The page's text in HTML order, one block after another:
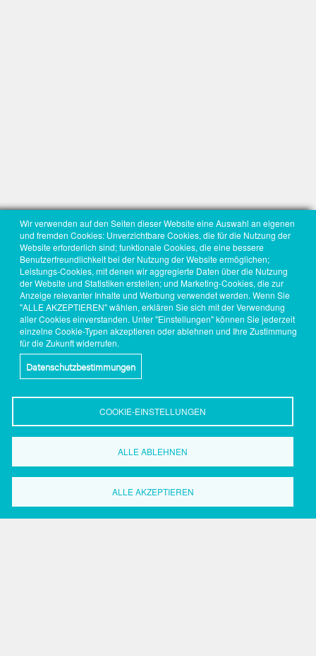
Wir verwenden auf den Seiten dieser Website eine Auswahl an eigenen
und fremden Cookies: Unverzichtbare Cookies, die für die Nutzung der
Website erforderlich sind; funktionale Cookies, die eine bessere
Benutzerfreundlichkeit bei der Nutzung der Website ermöglichen;
Leistungs-Cookies, mit denen wir aggregierte Daten über die Nutzung
der Website und Statistiken erstellen; und Marketing-Cookies, die zur
Anzeige relevanter Inhalte und Werbung verwendet werden. Wenn Sie
"ALLE AKZEPTIEREN" wählen, erklären Sie sich mit der Verwendung
aller Cookies einverstanden. Unter "Einstellungen" können Sie jederzeit
einzelne Cookie-Typen akzeptieren oder ablehnen und Ihre Zustimmung
für die Zukunft widerrufen.
Datenschutzbestimmungen
COOKIE-EINSTELLUNGEN
ALLE ABLEHNEN
ALLE AKZEPTIEREN
Wirtschaftsförderung
44147 Dortmund
Tel.: 0231.50 2 20 59